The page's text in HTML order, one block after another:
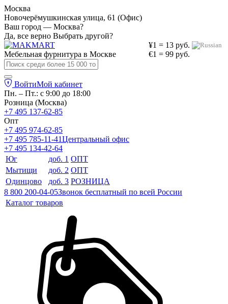
Москва
Новочерёмушкинская улица, 61 (Офис)
Ваш город — Москва?
Да, все верно Выбрать другой?
¥1 = 13 руб.
€1 = 99 руб.
Мебельная фурнитура в Москве
ВойтиМой кабинет
Пн. – Пт.: с 9:00 до 18:00
Розница (Москва)
+7 495 137-62-85
Опт
+7 495 974-62-85
+7 495 785-11-41Центральный офис
+7 495 134-42-64
Юг
доб. 1 ОПТ
Мытищи
доб. 2 ОПТ
Одинцово
доб. 3 РОЗНИЦА
8 800 200-04-05Звонок бесплатный по всей России
Каталог товаров